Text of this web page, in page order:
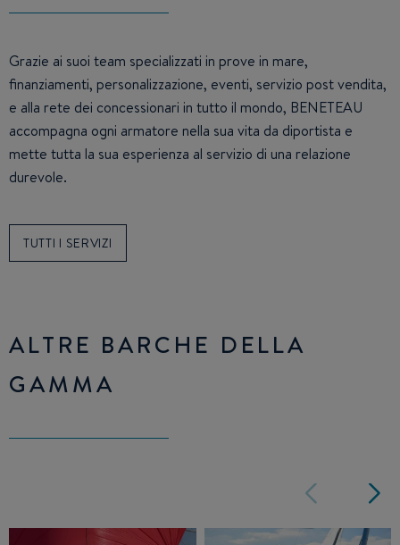
Grazie ai suoi team specializzati in prove in mare,
finanziamenti, personalizzazione, eventi, servizio post vendita,
e alla rete dei concessionari in tutto il mondo, BENETEAU
accompagna ogni armatore nella sua vita da diportista e
mette tutta la sua esperienza al servizio di una relazione
durevole.
TUTTI I SERVIZI
ALTRE BARCHE DELLA
GAMMA